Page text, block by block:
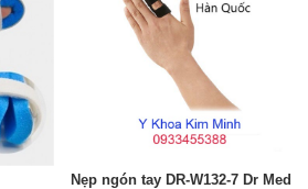
Nẹp ngón tay DR-W132-7 Dr Med